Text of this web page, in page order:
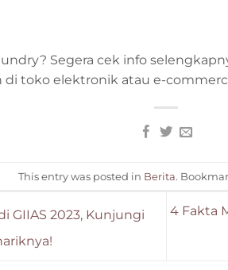
Segera cek info
di toko elektronik atau e-
This entry was posted in Berita.
GIIAS 2023, Kunjungi
4 Fakta